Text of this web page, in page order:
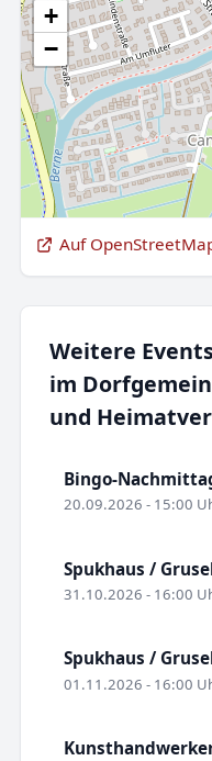
+
−
Auf
Weitere
im
und
Bingo-
20.09.2026 - 15:00
Spukhaus /
31.10.2026 - 16:00
Spukhaus /
01.11.2026 - 16:00